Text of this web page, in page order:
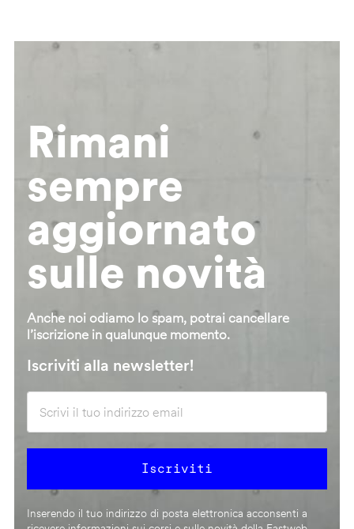
Rimani
sempre
aggiornato
sulle novità
Anche noi odiamo lo spam, potrai cancellare
l’iscrizione in qualunque momento.
Iscriviti alla newsletter!
Inserendo il tuo indirizzo di posta elettronica acconsenti a